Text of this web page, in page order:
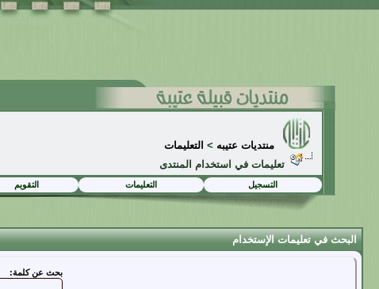
منتديات عتيبه > التعليمات
تعليمات في استخدام المنتدى
التسجيل التعليمات التقويم
البحث في تعليمات الإستخدام
بحث عن كلمة: